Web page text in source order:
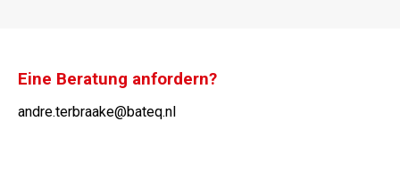
Eine Beratung anfordern?
andre.terbraake@bateq.nl